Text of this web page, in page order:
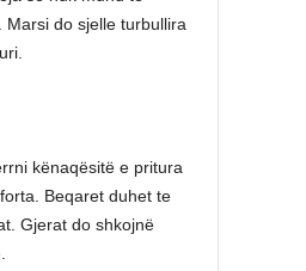
do sjelle turbullira
kënaqësitë e pritura
Beqaret duhet te
Gjerat do shkojnë